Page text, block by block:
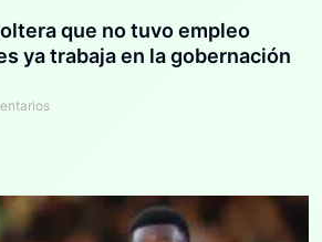
que no tuvo empleo
ya trabaja en la gobernación